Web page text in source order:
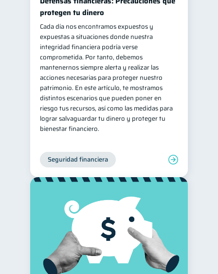
protegen tu dinero
Cada día nos encontramos expuestos y
expuestas a situaciones donde nuestra
integridad financiera podría verse
comprometida. Por tanto, debemos
mantenernos siempre alerta y realizar las
acciones necesarias para proteger nuestro
patrimonio. En este artículo, te mostramos
distintos escenarios que pueden poner en
riesgo tus recursos, así como las medidas para
lograr salvaguardar tu dinero y proteger tu
bienestar financiero.
Seguridad financiera